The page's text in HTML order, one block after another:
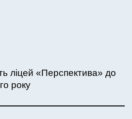
ліцей «Перспектива» до
року